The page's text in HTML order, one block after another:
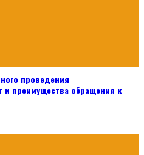
проведения
и преимущества обращения к